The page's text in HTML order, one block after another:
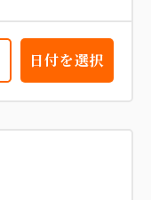
日付を選択